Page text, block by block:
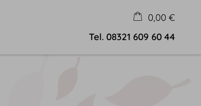
Tel. 08321 609 60 44
0,00 €
×
Warenkorb ist leer